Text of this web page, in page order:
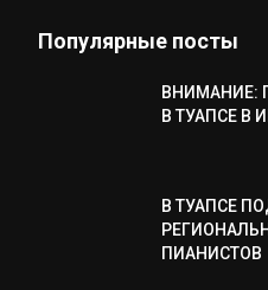
Популярные посты
ВНИМАНИЕ:
В ТУАПСЕ В
В ТУАПСЕ
ПИАНИСТОВ